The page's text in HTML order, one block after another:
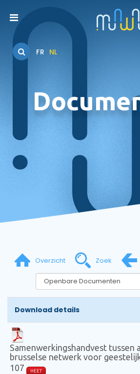
FR NL
Overzicht Zoek
Download details
Samenwerkingshandvest tussen
brusselse netwerk voor
107
HEET